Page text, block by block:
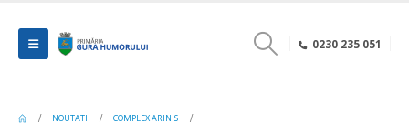
0230 235 051
NOUTATI
COMPLEX ARINIS